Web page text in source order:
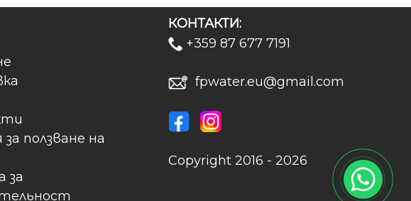
за ползване на
за
КОНТАКТИ:
+359 87 677 7191
fpwater.eu@gmail.com
Copyright 2016 - 2026